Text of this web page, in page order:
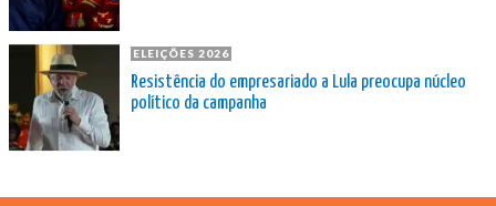
ELEIÇÕES 2026
Resistência do empresariado a Lula preocupa núcleo
político da campanha